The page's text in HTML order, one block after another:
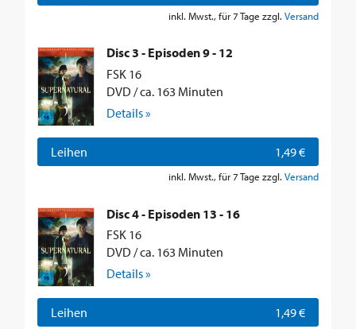
inkl. Mwst., für 7 Tage zzgl. Versand
Disc 3 - Episoden 9 - 12
FSK 16
DVD / ca. 163 Minuten
Details »
Leihen 1,49 €
inkl. Mwst., für 7 Tage zzgl. Versand
Disc 4 - Episoden 13 - 16
FSK 16
DVD / ca. 163 Minuten
Details »
Leihen 1,49 €